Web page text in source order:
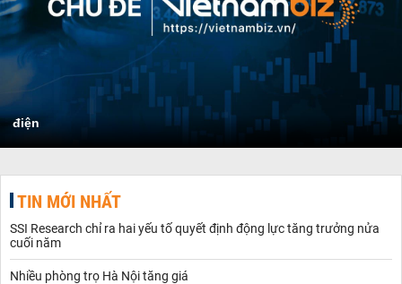
điện
TIN MỚI NHẤT
SSI Research chỉ ra hai yếu tố quyết định động lực tăng trưởng nửa
cuối năm
Nhiều phòng trọ Hà Nội tăng giá